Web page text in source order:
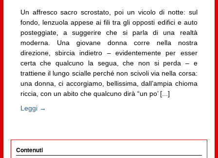
Un affresco sacro scrostato, poi un vicolo di notte: sul
fondo, lenzuola appese ai fili tra gli opposti edifici e auto
posteggiate, a suggerire che si parla di una realtà
moderna. Una giovane donna corre nella nostra
direzione, sbircia indietro – evidentemente per esser
certa che qualcuno la segua, che non si perda – e
trattiene il lungo scialle perché non scivoli via nella corsa:
una donna, ci accorgiamo, bellissima, dall’ampia chioma
riccia, con un abito che qualcuno dirà “un po’ [...]
Leggi →
Contenuti